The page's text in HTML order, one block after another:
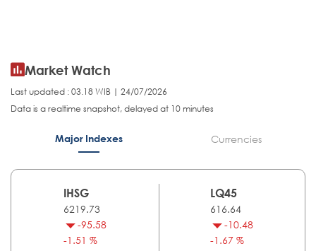
Market Watch
Last updated : 03.18 WIB | 24/07/2026
Data is a realtime snapshot, delayed at 10 minutes
Major Indexes Currencies
IHSG
6219.73
-95.58
-1.51 %
LQ45
616.64
-10.48
-1.67 %